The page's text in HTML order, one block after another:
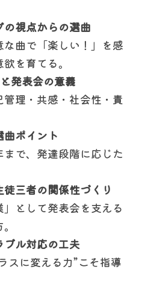
の視点からの選曲
曲で「楽しい！」を感
を育てる。
発表会の意義
理・共感・社会性・責
ポイント
で、発達段階に応じた
三者の関係性づくり
として発表会を支える
ル対応の工夫
スに変える力”こそ指導